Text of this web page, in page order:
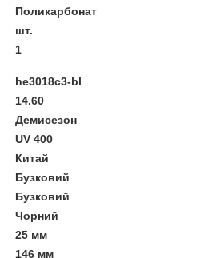
Поликарбонат
шт.
1
he3018c3-bl
14.60
Демисезон
UV 400
Китай
Бузковий
Бузковий
Чорний
25 мм
146 мм